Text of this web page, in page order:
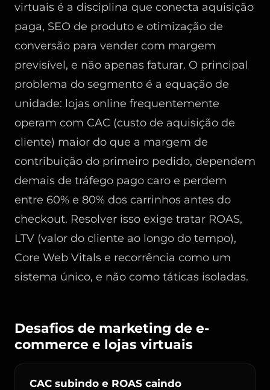
virtuais é a disciplina que conecta aquisição
paga, SEO de produto e otimização de
conversão para vender com margem
previsível, e não apenas faturar. O principal
problema do segmento é a equação de
unidade: lojas online frequentemente
operam com CAC (custo de aquisição de
cliente) maior do que a margem de
contribuição do primeiro pedido, dependem
demais de tráfego pago caro e perdem
entre 60% e 80% dos carrinhos antes do
checkout. Resolver isso exige tratar ROAS,
LTV (valor do cliente ao longo do tempo),
Core Web Vitals e recorrência como um
sistema único, e não como táticas isoladas.
Desafios de marketing de e-
commerce e lojas virtuais
CAC subindo e ROAS caindo